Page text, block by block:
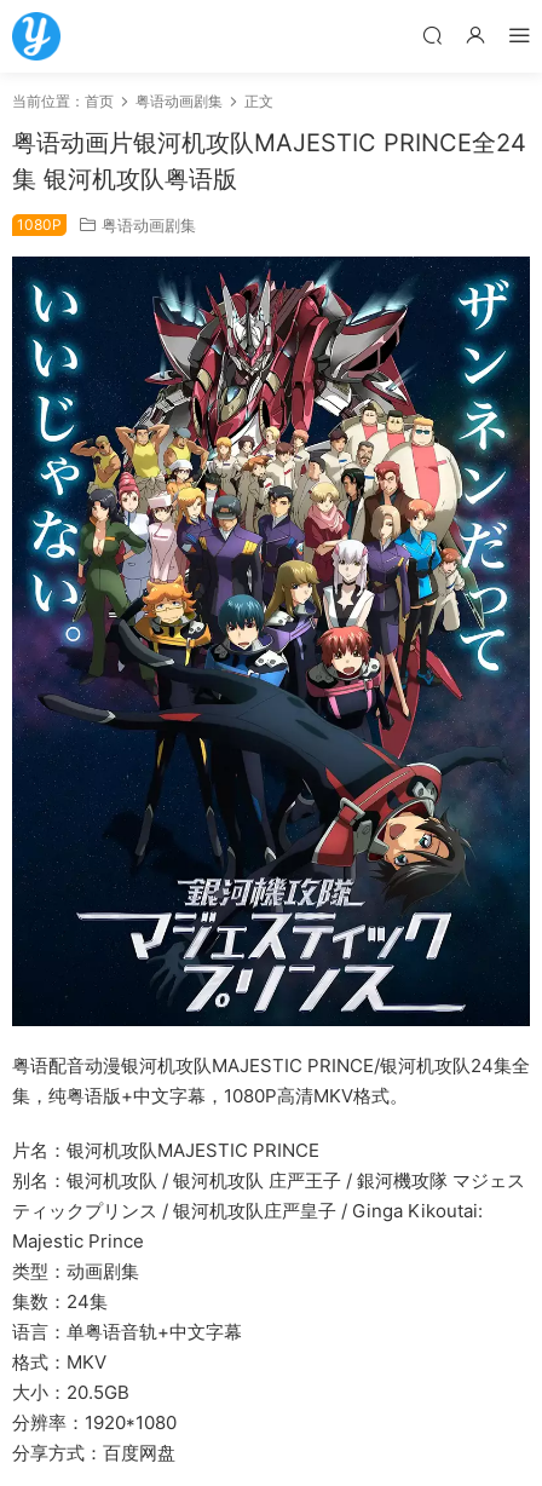
当前位置： 首页 粤语动画剧集 正文
粤语动画片银河机攻队MAJESTIC PRINCE全24
集 银河机攻队粤语版
1080P 粤语动画剧集
粤语配音动漫银河机攻队MAJESTIC PRINCE/银河机攻队24集全
集，纯粤语版+中文字幕，1080P高清MKV格式。
片名：银河机攻队MAJESTIC PRINCE
别名：银河机攻队 / 银河机攻队 庄严王子 / 銀河機攻隊 マジェス
ティックプリンス / 银河机攻队庄严皇子 / Ginga Kikoutai:
Majestic Prince
类型：动画剧集
集数：24集
语言：单粤语音轨+中文字幕
格式：MKV
大小：20.5GB
分辨率：1920*1080
分享方式：百度网盘